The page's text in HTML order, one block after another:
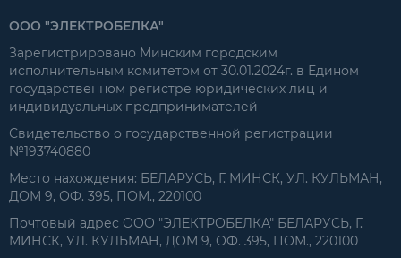
ООО "ЭЛЕКТРОБЕЛКА"
Зарегистрировано Минским городским
исполнительным комитетом от 30.01.2024г. в Едином
государственном регистре юридических лиц и
индивидуальных предпринимателей
Свидетельство о государственной регистрации
№193740880
Место нахождения: БЕЛАРУСЬ, Г. МИНСК, УЛ. КУЛЬМАН,
ДОМ 9, ОФ. 395, ПОМ., 220100
Почтовый адрес ООО "ЭЛЕКТРОБЕЛКА" БЕЛАРУСЬ, Г.
МИНСК, УЛ. КУЛЬМАН, ДОМ 9, ОФ. 395, ПОМ., 220100